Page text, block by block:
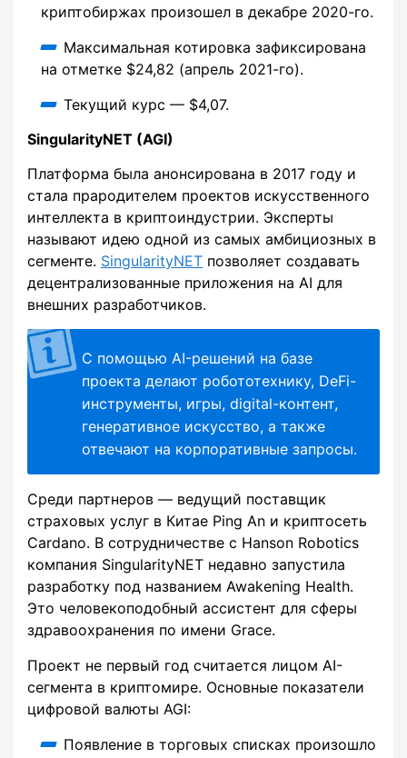
криптобиржах произошел в декабре 2020-го.
Максимальная котировка зафиксирована
на отметке $24,82 (апрель 2021-го).
Текущий курс — $4,07.
SingularityNET (AGI)
Платформа была анонсирована в 2017 году и
стала прародителем проектов искусственного
интеллекта в криптоиндустрии. Эксперты
называют идею одной из самых амбициозных в
сегменте. SingularityNET позволяет создавать
децентрализованные приложения на AI для
внешних разработчиков.
С помощью AI-решений на базе
проекта делают робототехнику, DeFi-
инструменты, игры, digital-контент,
генеративное искусство, а также
отвечают на корпоративные запросы.
Среди партнеров — ведущий поставщик
страховых услуг в Китае Ping An и криптосеть
Cardano. В сотрудничестве с Hanson Robotics
компания SingularityNET недавно запустила
разработку под названием Awakening Health.
Это человекоподобный ассистент для сферы
здравоохранения по имени Grace.
Проект не первый год считается лицом AI-
сегмента в криптомире. Основные показатели
цифровой валюты AGI:
Появление в торговых списках произошло